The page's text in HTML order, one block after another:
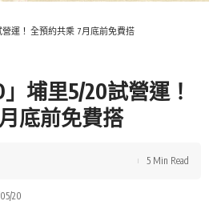
營運！ 全預約共乘 7月底前免費搭
」埔里5/20試營運！
底前免費搭
20
5 Min Read